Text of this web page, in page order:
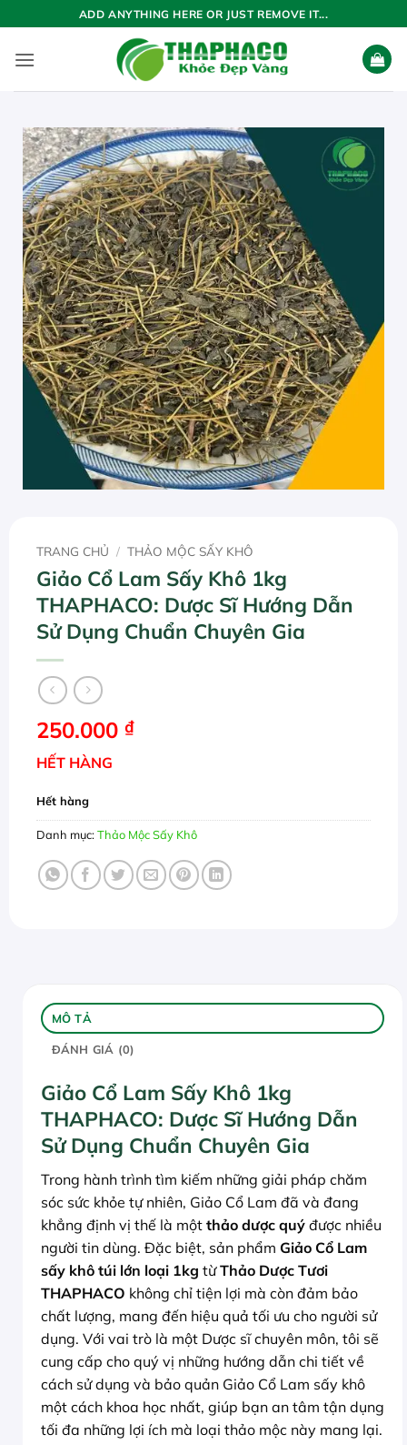
qua
nội
ADD ANYTHING HERE OR JUST REMOVE IT...
TRANG CHỦ / THẢO MỘC SẤY KHÔ
Giảo Cổ Lam Sấy Khô 1kg
THAPHACO: Dược Sĩ Hướng Dẫn
Sử Dụng Chuẩn Chuyên Gia
250.000 ₫
HẾT HÀNG
Hết hàng
Danh mục:Thảo Mộc Sấy Khô
MÔ TẢ
ĐÁNH GIÁ (0)
Giảo Cổ Lam Sấy Khô 1kg
THAPHACO: Dược Sĩ Hướng Dẫn
Sử Dụng Chuẩn Chuyên Gia
Trong hành trình tìm kiếm những giải pháp chăm
sóc sức khỏe tự nhiên, Giảo Cổ Lam đã và đang
khẳng định vị thế là một thảo dược quý được nhiều
người tin dùng. Đặc biệt, sản phẩm Giảo Cổ Lam
sấy khô túi lớn loại 1kg từThảo Dược Tươi
THAPHACO không chỉ tiện lợi mà còn đảm bảo
chất lượng, mang đến hiệu quả tối ưu cho người sử
dụng. Với vai trò là một Dược sĩ chuyên môn, tôi sẽ
cung cấp cho quý vị những hướng dẫn chi tiết về
cách sử dụng và bảo quản Giảo Cổ Lam sấy khô
một cách khoa học nhất, giúp bạn an tâm tận dụng
tối đa những lợi ích mà loại thảo mộc này mang lại.